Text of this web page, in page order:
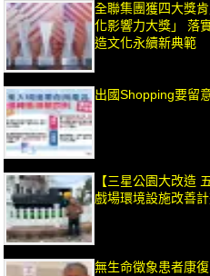
全聯集團獲四大獎
化影響力大獎」 落
造文化永續新典範
出國Shopping要留
【三星公園大改造
戲場環境設施改善
無生命徵象患者康